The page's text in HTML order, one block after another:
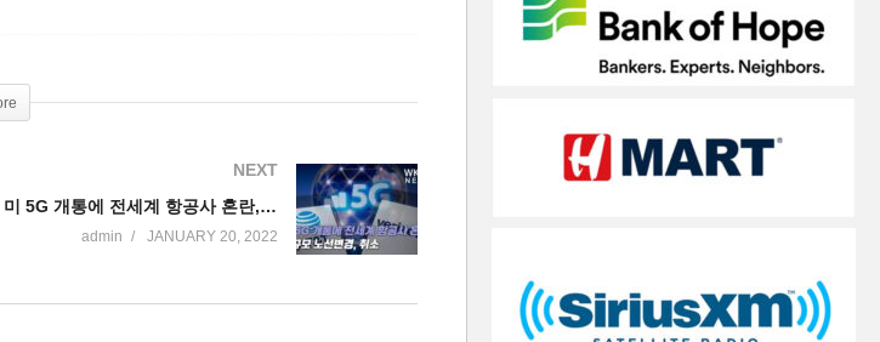
NEXT
미 5G 개통에 전세계 항공사 혼란, 대규모 노선변경, 취소
admin JANUARY 20, 2022